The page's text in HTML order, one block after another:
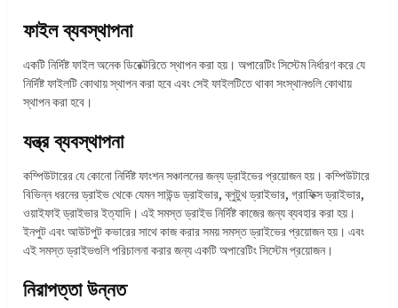
ফাইল ব্যবস্থাপনা
একটি নির্দিষ্ট ফাইল অনেক ডিরেক্টরিতে স্থাপন করা হয়। অপারেটিং সিস্টেম নির্ধারণ করে যে
নির্দিষ্ট ফাইলটি কোথায় স্থাপন করা হবে এবং সেই ফাইলটিতে থাকা সংস্থানগুলি কোথায়
স্থাপন করা হবে।
যন্ত্র ব্যবস্থাপনা
কম্পিউটারের যে কোনো নির্দিষ্ট ফাংশন সঞ্চালনের জন্য ড্রাইভের প্রয়োজন হয়। কম্পিউটারে
বিভিন্ন ধরনের ড্রাইভ থেকে যেমন সাউন্ড ড্রাইভার, ব্লুটুথ ড্রাইভার, গ্রাফিক্স ড্রাইভার,
ওয়াইফাই ড্রাইভার ইত্যাদি। এই সমস্ত ড্রাইভ নির্দিষ্ট কাজের জন্য ব্যবহার করা হয়।
ইনপুট এবং আউটপুট কভারের সাথে কাজ করার সময় সমস্ত ড্রাইভের প্রয়োজন হয়। এবং
এই সমস্ত ড্রাইভগুলি পরিচালনা করার জন্য একটি অপারেটিং সিস্টেম প্রয়োজন।
নিরাপত্তা উন্নত